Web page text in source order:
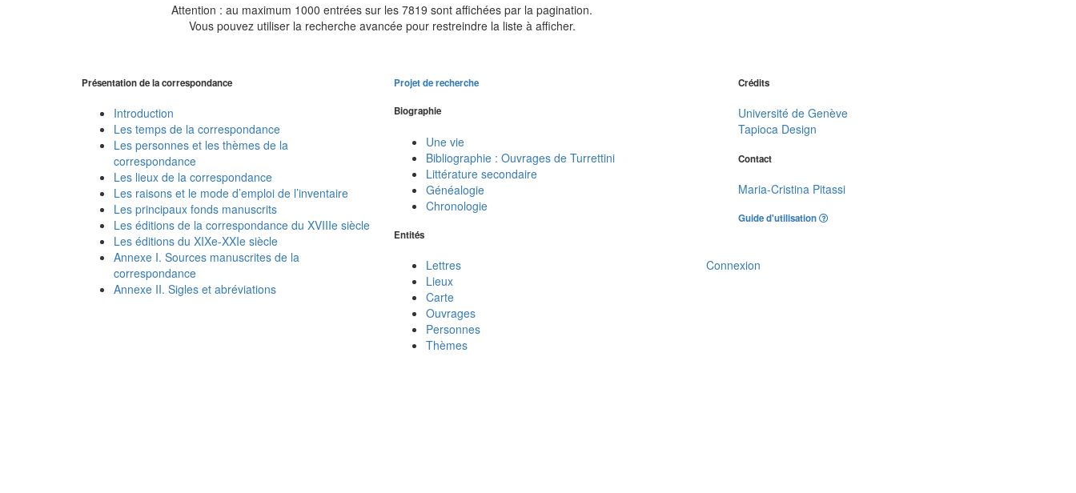
Attention : au maximum 1000 entrées sur les 7819 sont affichées par la pagination.
Vous pouvez utiliser la recherche avancée pour restreindre la liste à afficher.
Présentation de la correspondance
Introduction
Les temps de la correspondance
Les personnes et les thèmes de la
correspondance
Les lieux de la correspondance
Les raisons et le mode d’emploi de l’inventaire
Les principaux fonds manuscrits
Les éditions de la correspondance du XVIIIe siècle
Les éditions du XIXe-XXIe siècle
Annexe I. Sources manuscrites de la
correspondance
Annexe II. Sigles et abréviations
Projet de recherche
Biographie
Une vie
Bibliographie : Ouvrages de Turrettini
Littérature secondaire
Généalogie
Chronologie
Entités
Lettres
Lieux
Carte
Ouvrages
Personnes
Thèmes
Crédits
Université de Genève
Tapioca Design
Contact
Maria-Cristina Pitassi
Guide d'utilisation
Connexion